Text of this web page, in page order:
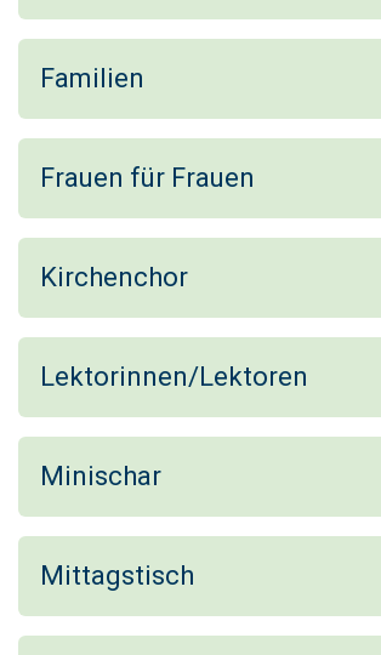
Familien
Frauen für Frauen
Kirchenchor
Lektorinnen/Lektoren
Minischar
Mittagstisch